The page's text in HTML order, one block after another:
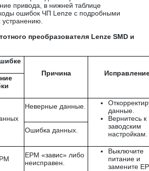
привода, в нижней таблице
ошибок ЧП Lenze с подробными
преобразователя Lenze SMD и
Причина
Неверные данные.
данные.
Вернитесь к
заводским
настройкам.
Ошибка данных.
ЕРМ «завис» либо
неисправен.
Выключите
питание и
замените